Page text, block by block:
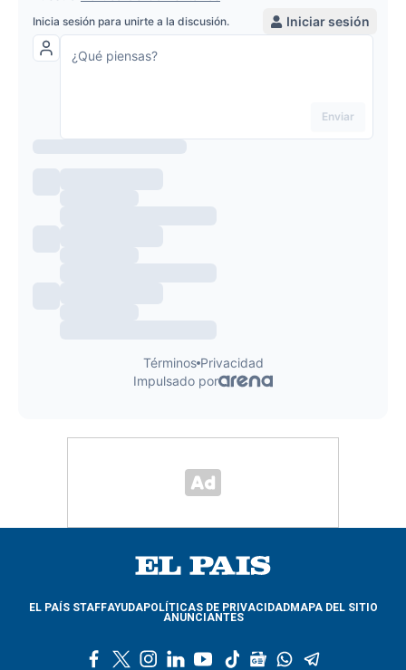
EL PAÍS STAFFAYUDAPOLÍTICAS DE PRIVACIDADMAPA DEL SITIO
ANUNCIANTES
l
y
t
g
w